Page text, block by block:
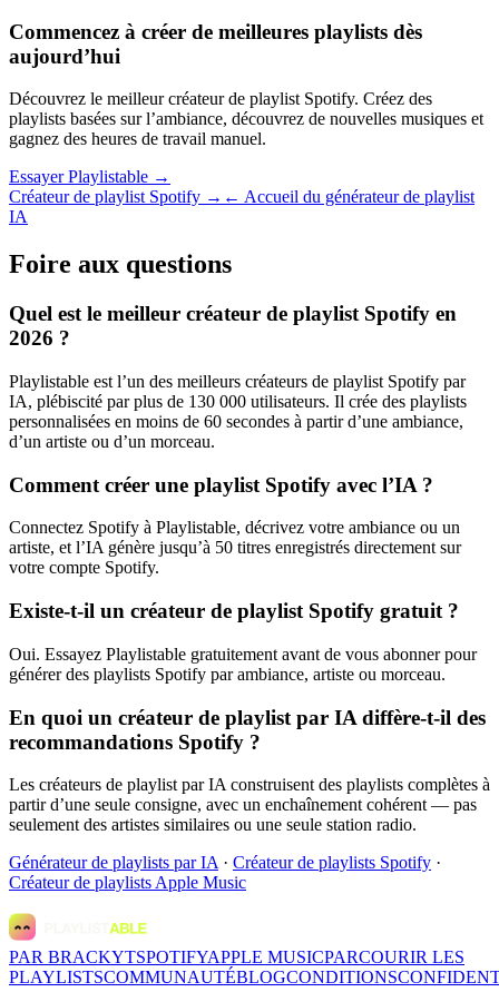
Commencez à créer de meilleures playlists dès
aujourd’hui
Découvrez le meilleur créateur de playlist Spotify. Créez des
playlists basées sur l’ambiance, découvrez de nouvelles musiques et
gagnez des heures de travail manuel.
Essayer Playlistable →
Créateur de playlist Spotify → ← Accueil du générateur de playlist
IA
Foire aux questions
Quel est le meilleur créateur de playlist Spotify en
2026 ?
Playlistable est l’un des meilleurs créateurs de playlist Spotify par
IA, plébiscité par plus de 130 000 utilisateurs. Il crée des playlists
personnalisées en moins de 60 secondes à partir d’une ambiance,
d’un artiste ou d’un morceau.
Comment créer une playlist Spotify avec l’IA ?
Connectez Spotify à Playlistable, décrivez votre ambiance ou un
artiste, et l’IA génère jusqu’à 50 titres enregistrés directement sur
votre compte Spotify.
Existe-t-il un créateur de playlist Spotify gratuit ?
Oui. Essayez Playlistable gratuitement avant de vous abonner pour
générer des playlists Spotify par ambiance, artiste ou morceau.
En quoi un créateur de playlist par IA diffère-t-il des
recommandations Spotify ?
Les créateurs de playlist par IA construisent des playlists complètes à
partir d’une seule consigne, avec un enchaînement cohérent — pas
seulement des artistes similaires ou une seule station radio.
Générateur de playlists par IA · Créateur de playlists Spotify ·
Créateur de playlists Apple Music
PAR BRACKYTSPOTIFYAPPLE MUSICPARCOURIR LES
PLAYLISTSCOMMUNAUTÉBLOGCONDITIONS